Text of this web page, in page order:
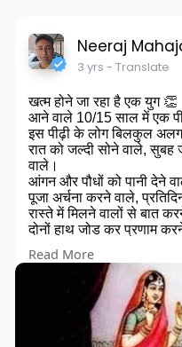
Neeraj
3 yrs - Translate
खत्म होने जा रहा है एक युग 👏
आने वाले 10/15 साल में एक
इस पीढ़ी के लोग बिलकुल अलग
रात को जल्दी सोने वाले, सुबह
वाले।
आंगन और पौधों को पानी देने
पूजा अर्चना करने वाले,
रास्ते में मिलने वालों से बात
दोनों हाथ जोड कर प्रणाम
उनका अजीब सा संसार... तीज
सब्जी, भाजी की चिंता
पुराने फोन पे ही मोहित, फोन
नम्बर से भी बात कर लेने वाले,
Read More